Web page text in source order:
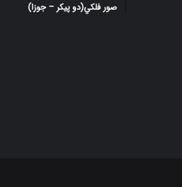
صور فلكي(دو پیکر – جوزا)